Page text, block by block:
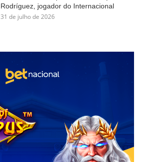
Rodríguez, jogador do Internacional
31 de julho de 2026